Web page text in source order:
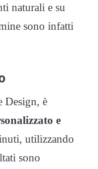
naturali e su
sono infatti
Design, è
e
utilizzando
sono